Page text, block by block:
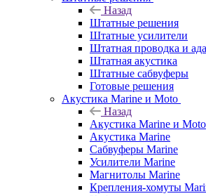
Назад
Штатные решения
Штатные усилители
Штатная проводка и
Штатная акустика
Штатные сабвуферы
Готовые решения
Акустика Marine и Moto
Назад
Акустика Marine и Moto
Акустика Marine
Сабвуферы Marine
Усилители Marine
Магнитолы Marine
Крепления-хомуты